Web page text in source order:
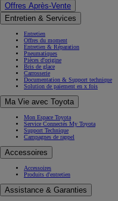
Offres Après-Vente
Entretien & Services
Entretien
Offres du moment
Entretien & Réparation
Pneumatiques
Pièces d'origine
Bris de glace
Carrosserie
Documentation & Support technique
Solution de paiement en x fois
Ma Vie avec Toyota
Mon Espace Toyota
Service Connectés My Toyota
Support Technique
Campagnes de rappel
Accessoires
Accessoires
Produits d'entretien
Assistance & Garanties